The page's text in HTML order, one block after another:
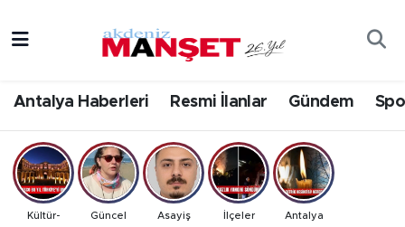
Antalya Haberleri Resmi İlanlar Gündem
Kültür- Güncel Asayiş İlçeler Antalya
Bilim & Teknoloji
Eğitim
Ekonomi
Antalya Hava Durumu
Antalya Namaz Vakitleri
Antalya Trafik Yoğunluk Haritası